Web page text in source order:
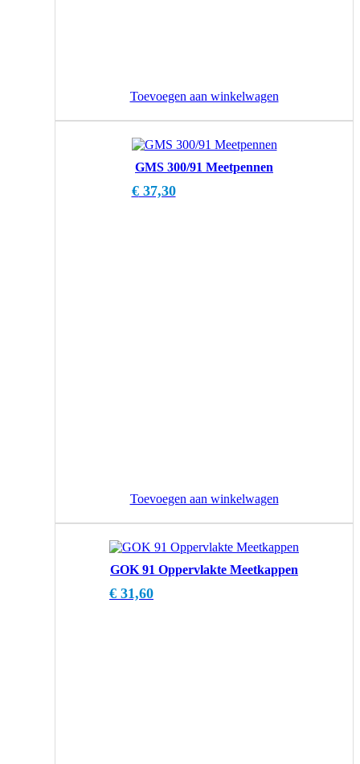
Toevoegen aan winkelwagen
GMS 300/91 Meetpennen
€37,30
Toevoegen aan winkelwagen
GOK 91 Oppervlakte Meetkappen
€ 31,60